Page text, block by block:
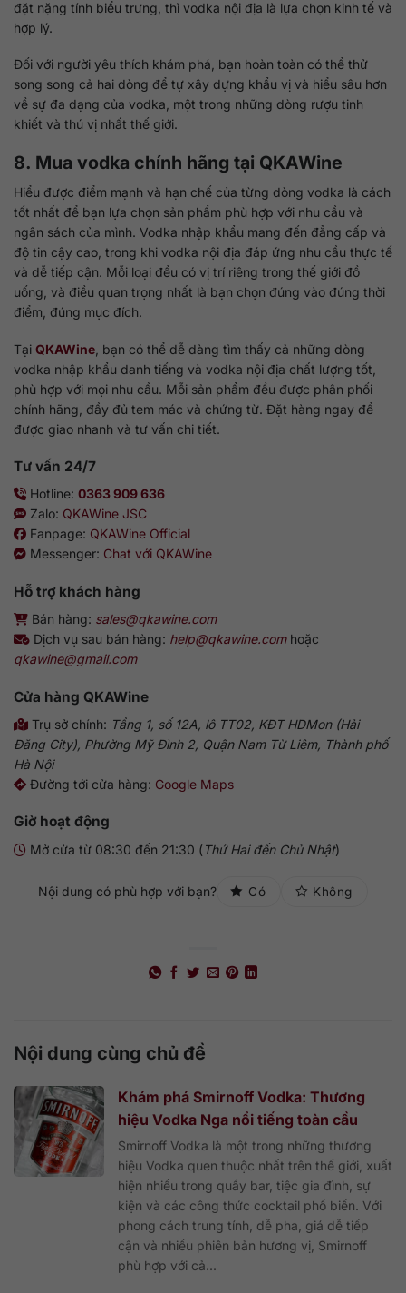
đặt nặng tính biểu trưng, thì vodka nội địa là lựa chọn kinh tế và
hợp lý.
Đối với người yêu thích khám phá, bạn hoàn toàn có thể thử
song song cả hai dòng để tự xây dựng khẩu vị và hiểu sâu hơn
về sự đa dạng của vodka, một trong những dòng rượu tinh
khiết và thú vị nhất thế giới.
8. Mua vodka chính hãng tại QKAWine
Hiểu được điểm mạnh và hạn chế của từng dòng vodka là cách
tốt nhất để bạn lựa chọn sản phẩm phù hợp với nhu cầu và
ngân sách của mình. Vodka nhập khẩu mang đến đẳng cấp và
độ tin cậy cao, trong khi vodka nội địa đáp ứng nhu cầu thực tế
và dễ tiếp cận. Mỗi loại đều có vị trí riêng trong thế giới đồ
uống, và điều quan trọng nhất là bạn chọn đúng vào đúng thời
điểm, đúng mục đích.
Tại QKAWine , bạn có thể dễ dàng tìm thấy cả những dòng
vodka nhập khẩu danh tiếng và vodka nội địa chất lượng tốt,
phù hợp với mọi nhu cầu. Mỗi sản phẩm đều được phân phối
chính hãng, đầy đủ tem mác và chứng từ. Đặt hàng ngay để
được giao nhanh và tư vấn chi tiết.
Tư vấn 24/7
Hotline: 0363 909 636
Zalo: QKAWine JSC
Fanpage: QKAWine Official
Messenger: Chat với QKAWine
Hỗ trợ khách hàng
Bán hàng: sales@qkawine.com
Dịch vụ sau bán hàng: help@qkawine.comhoặc
qkawine@gmail.com
Cửa hàng QKAWine
Trụ sở chính: Tầng 1, số 12A, lô TT02, KĐT HDMon (Hải
Đăng City), Phường Mỹ Đình 2, Quận Nam Từ Liêm, Thành phố
Hà Nội
Đường tới cửa hàng: Google Maps
Giờ hoạt động
Mở cửa từ 08:30 đến 21:30 ( Thứ Hai đến Chủ Nhật)
Nội dung có phù hợp với bạn? Có Không
Nội dung cùng chủ đề
Khám phá Smirnoff Vodka: Thương
hiệu Vodka Nga nổi tiếng toàn cầu
Smirnoff Vodka là một trong những thương
hiệu Vodka quen thuộc nhất trên thế giới, xuất
hiện nhiều trong quầy bar, tiệc gia đình, sự
kiện và các công thức cocktail phổ biến. Với
phong cách trung tính, dễ pha, giá dễ tiếp
cận và nhiều phiên bản hương vị, Smirnoff
phù hợp với cả...